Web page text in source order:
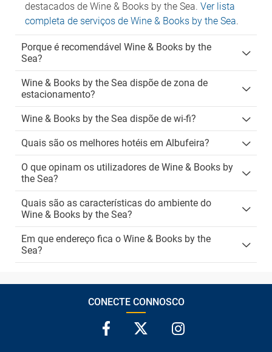
destacados de Wine & Books by the Sea. Ver lista
completa de serviços de Wine & Books by the Sea.
Porque é recomendável Wine & Books by the
Sea?
Wine & Books by the Sea dispõe de zona de
estacionamento?
Wine & Books by the Sea dispõe de wi-fi?
Quais são os melhores hotéis em Albufeira?
O que opinam os utilizadores de Wine & Books by
the Sea?
Quais são as características do ambiente do
Wine & Books by the Sea?
Em que endereço fica o Wine & Books by the
Sea?
CONECTE CONNOSCO